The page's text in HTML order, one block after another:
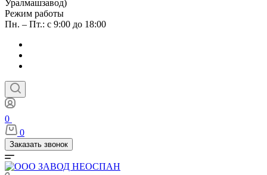
Уралмашзавод)
Режим работы
Пн. – Пт.: с 9:00 до 18:00
0
0
Заказать звонок